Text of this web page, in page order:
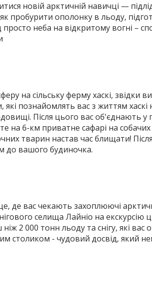
новій арктичній навичці —
пробурити ополонку в льоду,
неба на відкритому вогні –
на сільську ферму хаскі, звідки
познайомлять вас з життям
Після цього вас об'єднають
на 6-км приватне сафарі на
тварин настав час блищати!
до вашого будиночка.
вас чекають захоплюючі
селища Лайніо на
2 000 тонн льоду та снігу, які
столиком - чудовий досвід, який